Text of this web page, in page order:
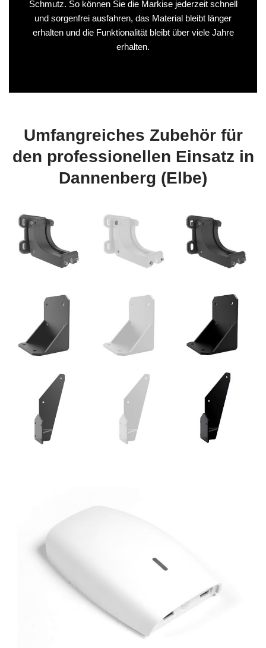
Schmutz. So können Sie die Markise jederzeit schnell
und sorgenfrei ausfahren, das Material bleibt länger
erhalten und die Funktionalität bleibt über viele Jahre
erhalten.
Umfangreiches Zubehör für
den professionellen Einsatz in
Dannenberg (Elbe)